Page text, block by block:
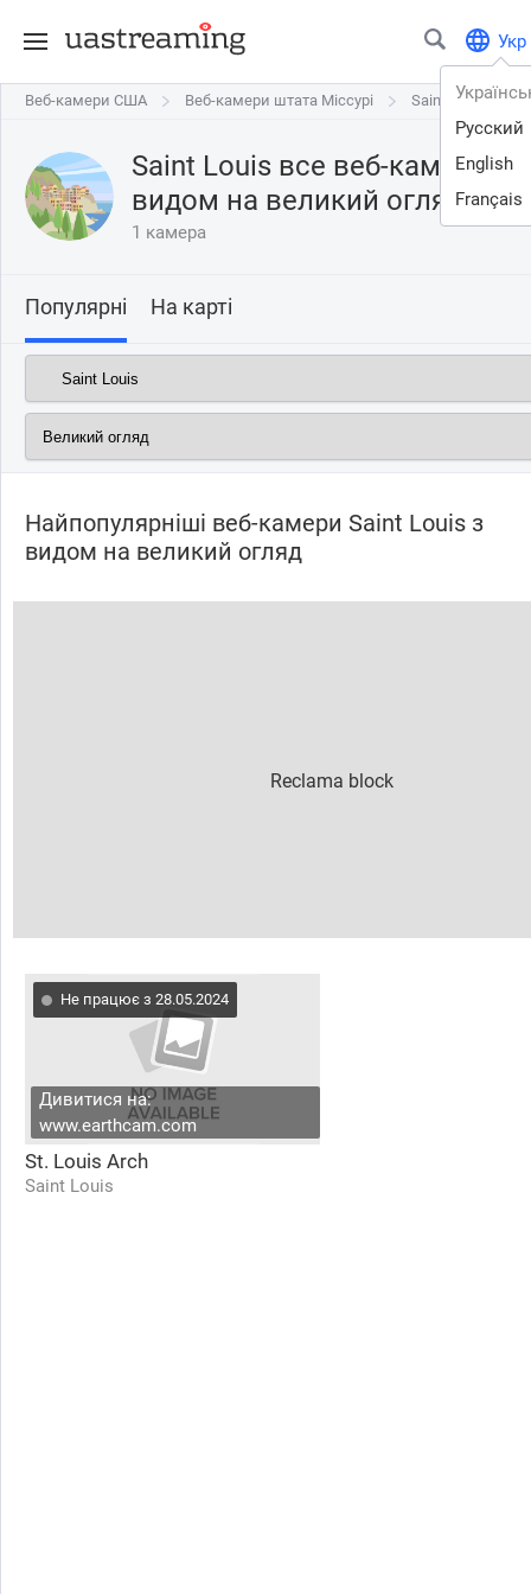
Укр
Русский
English
Français
Веб-камери США Веб-камери штата Міссурі Saint Louis
Веб-камери США Веб-камери штата Міссурі Saint Louis
Saint Louis все веб-камери
видом на великий огляд
1 камера
Популярні На карті
Найпопулярніші веб-камери Saint Louis з
видом на великий огляд
Не працює з 28.05.2024
Дивитися на:
www.earthcam.com
St. Louis Arch
Saint Louis